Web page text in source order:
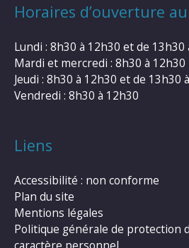
Horaires d’ouverture
Lundi : 8h30 à 12h30 et de 13h30
Mardi et mercredi : 8h30 à 12h30
Jeudi : 8h30 à 12h30 et de 13h30
Vendredi : 8h30 à 12h30
Liens
Accessibilité : non conforme
Plan du site
Mentions légales
Politique générale de protection